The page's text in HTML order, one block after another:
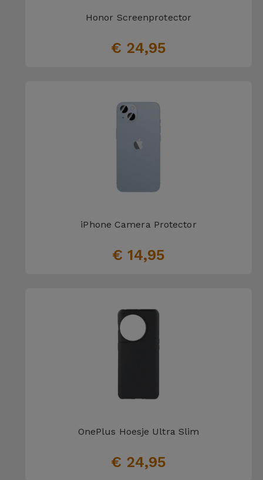
Honor Screenprotector
€ 24,95
iPhone Camera Protector
€ 14,95
OnePlus Hoesje Ultra Slim
€ 24,95